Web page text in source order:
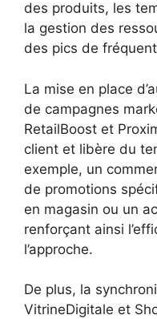
des produits, les
la gestion des
des pics de
La mise en place
de campagnes
RetailBoost et
client et libère du
exemple, un
de promotions
en magasin ou un
renforçant ainsi
l’approche.
De plus, la
VitrineDigitale et